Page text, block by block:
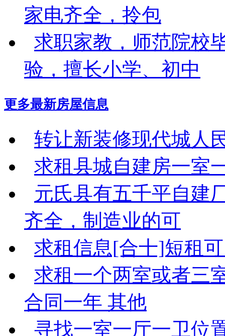
家电齐全，拎包
求职家教，师范院校
验，擅长小学、初中
更多最新房屋信息
转让新装修现代城人
求租县城自建房一室
元氏县有五千平自建
齐全，制造业的可
求租信息[合十]短租
求租一个两室或者三
合同一年 其他
寻找一室一厅一卫位